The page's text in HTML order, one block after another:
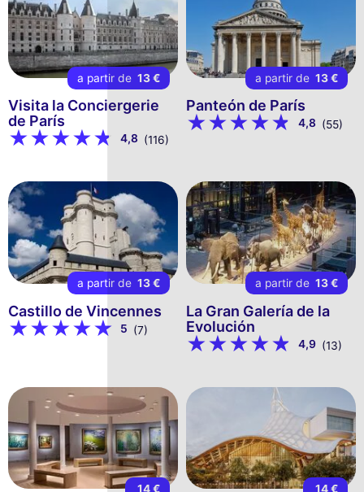
a partir de 13 €
Visita la Conciergerie
de París
4,8 (116)
a partir de 13 €
Panteón de París
4,8 (55)
a partir de 13 €
Castillo de Vincennes
5 (7)
a partir de 13 €
La Gran Galería de la
Evolución
4,9 (13)
14 € 14 €